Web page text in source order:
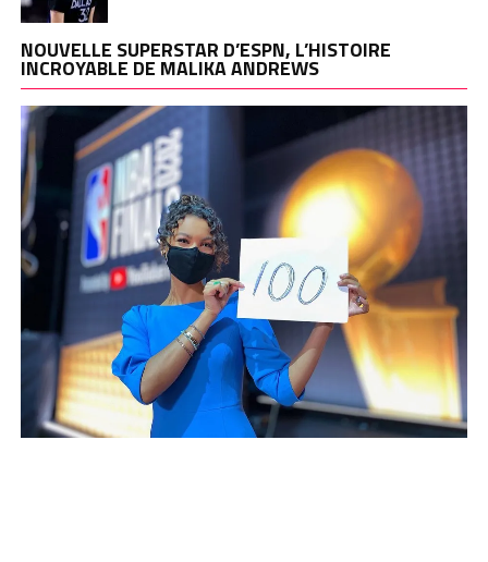
NOUVELLE SUPERSTAR D’ESPN, L’HISTOIRE
INCROYABLE DE MALIKA ANDREWS